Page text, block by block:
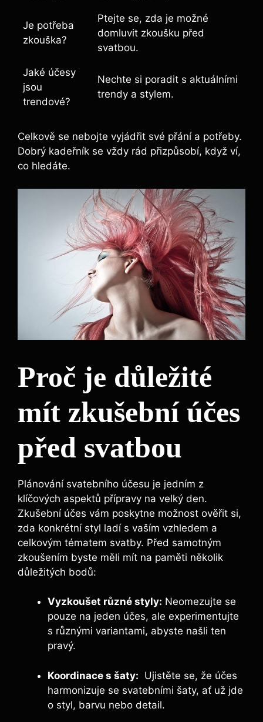
Je⁤ potřeba
zkouška?
Ptejte se, zda je možné
domluvit zkoušku před
svatbou.
Jaké účesy
jsou
trendové?
Nechte si⁤ poradit s aktuálními
trendy a stylem.
Celkově se nebojte vyjádřit své přání ⁢a potřeby.
Dobrý kadeřník se vždy​ rád přizpůsobí, když ví, ​
co hledáte.
Proč je důležité
mít zkušební účes
před svatbou
Plánování svatebního⁤ účesu je jedním z
klíčových aspektů přípravy na velký den.
Zkušební účes vám⁤ poskytne ‌možnost ověřit​ si,
zda konkrétní styl ladí s vaším vzhledem a
celkovým tématem ⁤svatby. Před samotným
zkoušením byste měli ⁢mít na paměti několik
důležitých bodů:
Vyzkoušet ‍různé ⁣styly: Neomezujte se
pouze na jeden účes, ale experimentujte
s⁤ různými variantami, abyste našli ten
pravý.
Koordinace s šaty: ‌ Ujistěte se, že účes
harmonizuje se svatebními šaty, ať už jde
o styl, ‌barvu nebo detail.